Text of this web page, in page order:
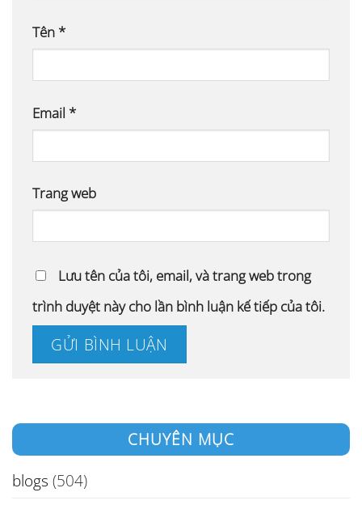
Tên *
Email *
Trang web
Lưu tên của tôi, email, và trang web trong
trình duyệt này cho lần bình luận kế tiếp của tôi.
CHUYÊN MỤC
blogs (504)